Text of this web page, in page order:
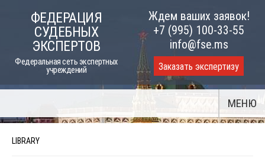
ФЕДЕРАЦИЯ
СУДЕБНЫХ
ЭКСПЕРТОВ
Федеральная сеть экспертных
учреждений
Ждем ваших заявок!
+7 (995) 100-33-55
info@fse.ms
Заказать экспертизу
МЕНЮ
LIBRARY